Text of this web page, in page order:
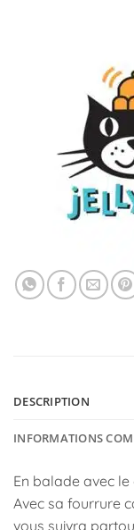
DESCRIPTION
INFORMATIONS
En balade avec
Avec sa fourrure
vous suivra